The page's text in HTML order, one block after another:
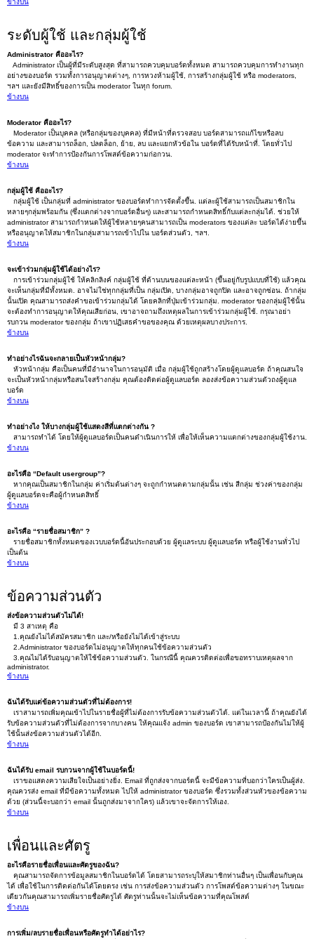
ข้างบน
ระดับผู้ใช้ และกลุ่มผู้ใช้
Administrator คืออะไร?
Administrator เป็นผู้ที่มีระดับสูงสุด ที่สามารถควบคุมบอร์ดทั้งหมด สามารถควบคุมการทำงานทุก
อย่างของบอร์ด รวมทั้งการอนุญาตต่างๆ, การหวงห้ามผู้ใช้, การสร้างกลุ่มผู้ใช้ หรือ moderators,
ฯลฯ และยังมีสิทธิ์ของการเป็น moderator ในทุก forum.
ข้างบน
Moderator คืออะไร?
Moderator เป็นบุคคล (หรือกลุ่มของบุคคล) ที่มีหน้าที่ตรวจสอบ บอร์ดสามารถแก้ไขหรือลบ
ข้อความ และสามารถล็อก, ปลดล็อก, ย้าย, ลบ และแยกหัวข้อใน บอร์ดที่ได้รับหน้าที่. โดยทั่วไป
moderator จะทำการป้องกันการโพสต์ข้อความก่อกวน.
ข้างบน
กลุ่มผู้ใช้ คืออะไร?
กลุ่มผู้ใช้ เป็นกลุ่มที่ administrator ของบอร์ดทำการจัดตั้งขึ้น. แต่ละผู้ใช้สามารถเป็นสมาชิกใน
หลายๆกลุ่มพร้อมกัน (ซึ่งแตกต่างจากบอร์ดอื่นๆ) และสามารถกำหนดสิทธิ์กับแต่ละกลุ่มได้. ช่วยให้
administrator สามารถกำหนดให้ผู้ใช้หลายๆคนสามารถเป็น moderators ของแต่ละ บอร์ดได้ง่ายขึ้น
หรืออนุญาตให้สมาชิกในกลุ่มสามารถเข้าไปใน บอร์ดส่วนตัว, ฯลฯ.
ข้างบน
จะเข้าร่วมกลุ่มผู้ใช้ได้อย่างไร?
การเข้าร่วมกลุ่มผู้ใช้ ให้คลิกลิงค์ กลุ่มผู้ใช้ ที่ด้านบนของแต่ละหน้า (ขึ้นอยู่กับรูปแบบที่ใช้) แล้วคุณ
จะเห็นกลุ่มที่มีทั้งหมด. อาจไม่ใช่ทุกกลุ่มที่เป็น กลุ่มเปิด, บางกลุ่มอาจถูกปิด และอาจถูกซ่อน. ถ้ากลุ่ม
นั้นเปิด คุณสามารถส่งคำขอเข้าร่วมกลุ่มได้ โดยคลิกที่ปุ่มเข้าร่วมกลุ่ม. moderator ของกลุ่มผู้ใช้นั้น
จะต้องทำการอนุญาตให้คุณเสียก่อน, เขาอาจถามถึงเหตุผลในการเข้าร่วมกลุ่มผู้ใช้. กรุณาอย่า
รบกวน moderator ของกลุ่ม ถ้าเขาปฏิเสธคำขอของคุณ ด้วยเหตุผลบางประการ.
ข้างบน
ทำอย่างไรฉันจะกลายเป็นหัวหน้ากลุ่ม?
หัวหน้ากลุ่ม คือเป็นคนที่มีอำนาจในการอนุมัติ เมื่อ กลุ่มผู้ใช้ถูกสร้างโดยผู้ดูแลบอร์ด ถ้าคุณสนใจ
จะเป็นหัวหน้ากลุ่มหรือสนใจสร้างกลุ่ม คุณต้องติดต่อผู้ดูแลบอร์ด ลองส่งข้อความส่วนตัวถงผู้ดูแล
บอร์ด
ข้างบน
ทำอย่างไง ให้บางกลุ่มผู้ใช้แสดงสีที่แตกต่างกัน ?
สามารถทำได้ โดยให้ผู้ดูแลบอร์ดเป็นคนดำเนินการให้ เพื่อให้เห็นความแตกต่างของกลุ่มผู้ใช้งาน.
ข้างบน
อะไรคือ “Default usergroup”?
หากคุณเป็นสมาชิกในกลุ่ม ค่าเริ่มต้นต่างๆ จะถูกกำหนดตามกลุ่มนั้น เช่น สีกลุ่ม ช่วงค่าของกลุ่ม
ผู้ดูแลบอร์ดจะคือผู้กำหนดสิทธิ์
ข้างบน
อะไรคือ “รายชื่อสมาชิก” ?
รายชื่อสมาชิกทั้งหมดของเวบบอร์ดนี้อันประกอบด้วย ผู้ดูแลระบบ ผู้ดูแลบอร์ด หรือผู้ใช้งานทั่วไป
เป็นต้น
ข้างบน
ข้อความส่วนตัว
ส่งข้อความส่วนตัวไม่ได้!
มี 3 สาเหตุ คือ
1.คุณยังไม่ได้สมัครสมาชิก และ/หรือยังไม่ได้เข้าสู่ระบบ
2.Administrator ของบอร์ดไม่อนุญาตให้ทุกคนใช้ข้อความส่วนตัว
3.คุณไม่ได้รับอนุญาตให้ใช้ข้อความส่วนตัว. ในกรณีนี้ คุณควรติดต่อเพื่อขอทราบเหตุผลจาก
administrator.
ข้างบน
ฉันได้รับแต่ข้อความส่วนตัวที่ไม่ต้องการ!
เราสามารถเพิ่มคุณเข้าไปในรายชื่อผู้ที่ไม่ต้องการรับข้อความส่วนตัวได้. แต่ในเวลานี้ ถ้าคุณยังได้
รับข้อความส่วนตัวที่ไม่ต้องการจากบางคน ให้คุณแจ้ง admin ของบอร์ด เขาสามารถป้องกันไม่ให้ผู้
ใช้นั้นส่งข้อความส่วนตัวได้อีก.
ข้างบน
ฉันได้รับ email รบกวนจากผู้ใช้ในบอร์ดนี้!
เราขอแสดงความเสียใจเป็นอย่างยิ่ง. Email ที่ถูกส่งจากบอร์ดนี้ จะมีข้อความที่บอกว่าใครเป็นผู้ส่ง.
คุณควรส่ง email ที่มีข้อความทั้งหมด ไปให้ administrator ของบอร์ด ซึ่งรวมทั้งส่วนหัวของข้อความ
ด้วย (ส่วนนี้จะบอกว่า email นั้นถูกส่งมาจากใคร) แล้วเขาจะจัดการให้เอง.
ข้างบน
เพื่อนและศัตรู
อะไรคือรายชื่อเพื่อนและศัตรูของฉัน?
คุณสามารถจัดการข้อมูลสมาชิกในบอร์ดได้ โดยสามารถระบุให้สมาชิกท่านอื่นๆ เป็นเพื่อนกับคุณ
ได้ เพื่อใช้ในการติดต่อกันได้โดยตรง เช่น การส่งข้อความส่วนตัว การโพสต์ข้อความต่างๆ ในขณะ
เดียวกันคุณสามารถเพิ่มรายชื่อศัตรูได้ ศัตรูท่านนั้นจะไม่เห็นข้อความที่คุณโพสต์
ข้างบน
การเพิ่ม/ลบรายชื่อเพื่อนหรือศัตรูทำได้อย่าไร?